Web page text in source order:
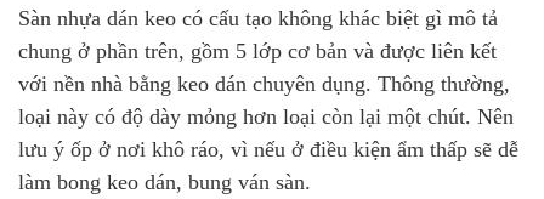
Sàn nhựa dán keo có cấu tạo không khác biệt gì mô tả
chung ở phần trên, gồm 5 lớp cơ bản và được liên kết
với nền nhà bằng keo dán chuyên dụng. Thông thường,
loại này có độ dày mỏng hơn loại còn lại một chút. Nên
lưu ý ốp ở nơi khô ráo, vì nếu ở điều kiện ẩm thấp sẽ dễ
làm bong keo dán, bung ván sàn.